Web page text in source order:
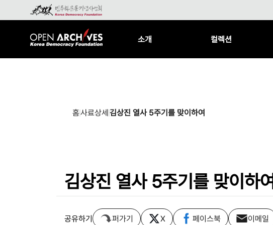
소개 컬렉션
홈사료상세김상진 열사 5주기를 맞이하여
김상진 열사 5주기를 맞이하여
공유하기 퍼가기 X 페이스북 이메일